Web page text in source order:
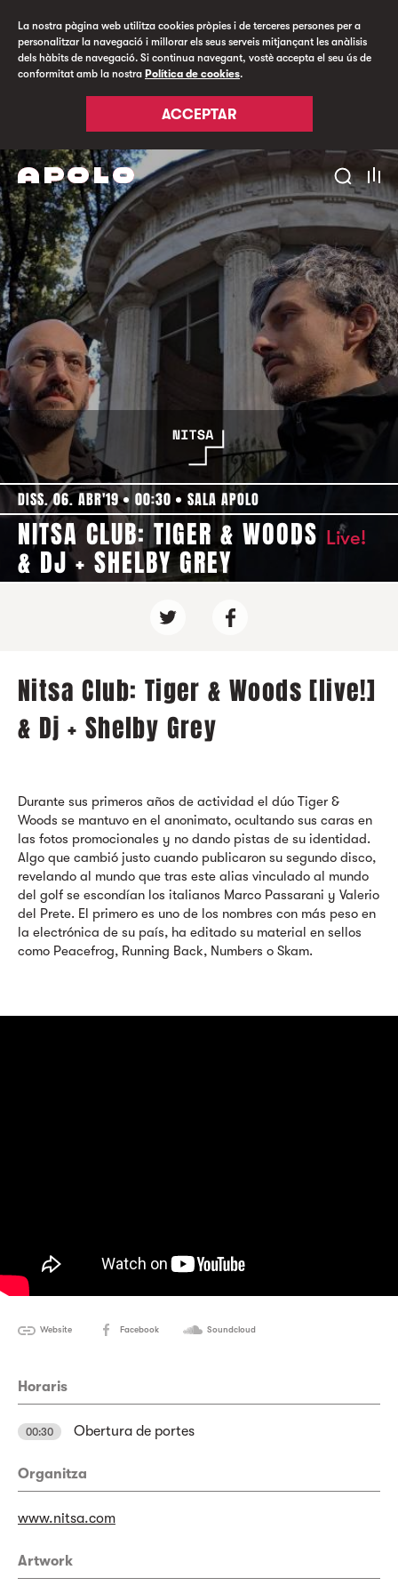
La nostra pàgina web utilitza cookies pròpies i de terceres persones per a
personalitzar la navegació i millorar els seus serveis mitjançant les anàlisis
dels hàbits de navegació. Si continua navegant, vostè accepta el seu ús de
conformitat amb la nostra Política de cookies.
ACCEPTAR
DISS. 06. ABR'19 00:30 SALA APOLO
NITSA CLUB: TIGER & WOODS Live!
& DJ + SHELBY GREY
Nitsa Club: Tiger & Woods [live!]
& Dj + Shelby Grey
Durante sus primeros años de actividad el dúo Tiger &
Woods se mantuvo en el anonimato, ocultando sus caras en
las fotos promocionales y no dando pistas de su identidad.
Algo que cambió justo cuando publicaron su segundo disco,
revelando al mundo que tras este alias vinculado al mundo
del golf se escondían los italianos Marco Passarani y Valerio
del Prete. El primero es uno de los nombres con más peso en
la electrónica de su país, ha editado su material en sellos
como Peacefrog, Running Back, Numbers o Skam.
Website Facebook Soundcloud
Horaris
00:30 Obertura de portes
Organitza
www.nitsa.com
Artwork